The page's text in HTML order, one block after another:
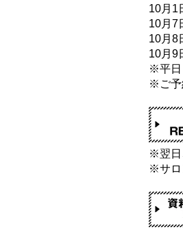
10月1
10月7
10月8
10月9
※平日
※ご予
※翌日
※サロ